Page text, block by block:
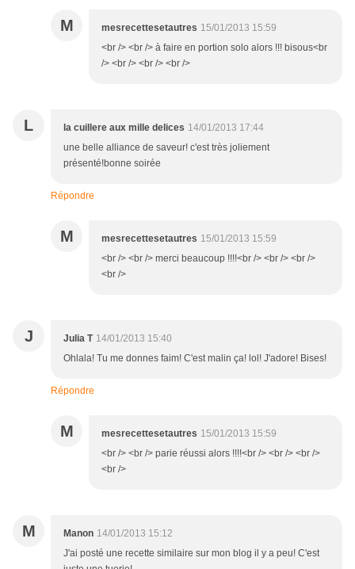
M mesrecettesetautres 15/01/2013 15:59
<br /> <br /> à faire en portion solo alors !!! bisous<br
/> <br /> <br /> <br />
L la cuillere aux mille delices 14/01/2013 17:44
une belle alliance de saveur! c'est très joliement
présenté!bonne soirée
Répondre
M mesrecettesetautres 15/01/2013 15:59
<br /> <br /> merci beaucoup !!!!<br /> <br /> <br />
<br />
J Julia T 14/01/2013 15:40
Ohlala! Tu me donnes faim! C'est malin ça! lol! J'adore! Bises!
Répondre
M mesrecettesetautres 15/01/2013 15:59
<br /> <br /> parie réussi alors !!!!<br /> <br /> <br />
<br />
M Manon 14/01/2013 15:12
J'ai posté une recette similaire sur mon blog il y a peu! C'est